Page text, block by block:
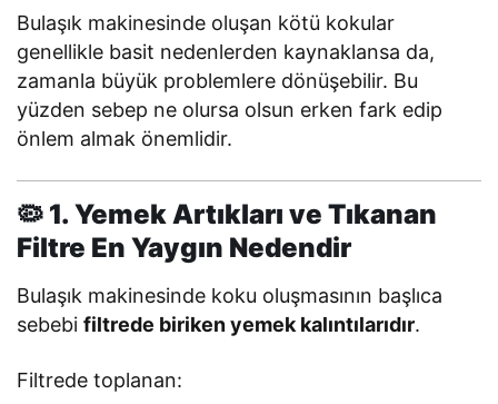
Bulaşık makinesinde oluşan kötü kokular
genellikle basit nedenlerden kaynaklansa da,
zamanla büyük problemlere dönüşebilir. Bu
yüzden sebep ne olursa olsun erken fark edip
önlem almak önemlidir.
🦠 1. Yemek Artıkları ve Tıkanan
Filtre En Yaygın Nedendir
Bulaşık makinesinde koku oluşmasının başlıca
sebebifiltrede biriken yemek kalıntılarıdır.
Filtrede toplanan: